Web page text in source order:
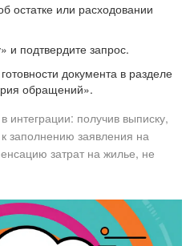
остатке или расходовании
и подтвердите запрос.
документа в разделе
обращений».
интеграции: получив выписку,
заполнению заявления на
затрат на жилье, не